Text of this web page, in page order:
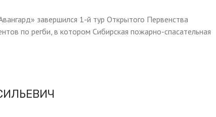
завершился 1-й тур Открытого Первенства
по регби, в котором Сибирская пожарно-спасательная